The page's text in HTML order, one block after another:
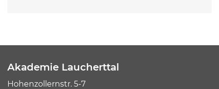
Akademie Laucherttal
Hohenzollernstr. 5-7